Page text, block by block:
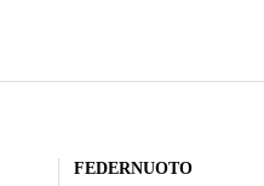
FEDERNUOTO